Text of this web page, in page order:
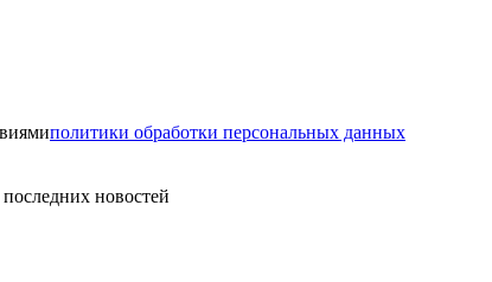
политики обработки персональных данных
новостей